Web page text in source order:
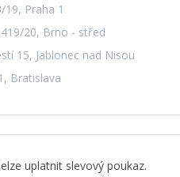
19, Praha 1
20, Brno - střed
15, Jablonec nad Nisou
Bratislava
uplatnit slevový poukaz.